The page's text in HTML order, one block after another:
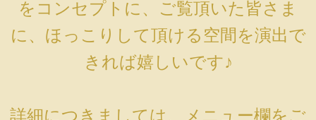
をコンセプトに、ご覧頂いた皆さま
に、ほっこりして頂ける空間を演出で
きれば嬉しいです♪